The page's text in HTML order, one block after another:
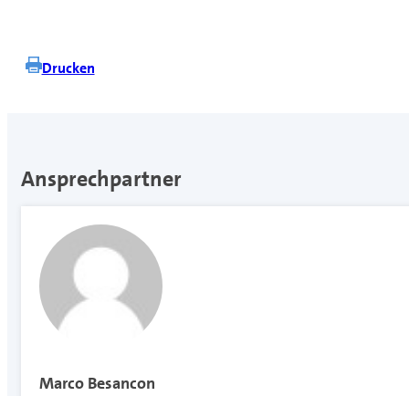
Drucken
Ansprechpartner
Marco Besancon